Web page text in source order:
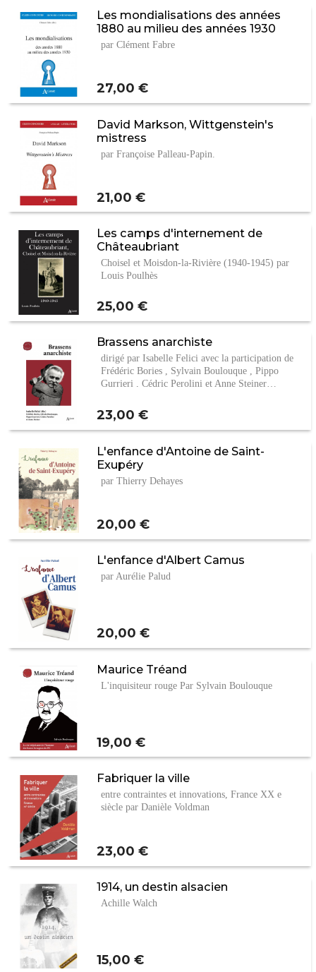
Les mondialisations des années
1880 au milieu des années 1930
par Clément Fabre
Prix
27,00 €
David Markson, Wittgenstein's
mistress
par Françoise Palleau-Papin.
Prix
21,00 €
Les camps d'internement de
Châteaubriant
Choisel et Moisdon-la-Rivière (1940-1945) par
Louis Poulhès
Prix
25,00 €
Brassens anarchiste
dirigé par Isabelle Felici avec la participation de
Frédéric Bories , Sylvain Boulouque , Pippo
Gurrieri , Cédric Perolini et Anne Steiner…
Prix
23,00 €
L'enfance d'Antoine de Saint-
Exupéry
par Thierry Dehayes
Prix
20,00 €
L'enfance d'Albert Camus
par Aurélie Palud
Prix
20,00 €
Maurice Tréand
L'inquisiteur rouge Par Sylvain Boulouque
Prix
19,00 €
Fabriquer la ville
entre contraintes et innovations, France XX e
siècle par Danièle Voldman
Prix
23,00 €
1914, un destin alsacien
Achille Walch
Prix
15,00 €